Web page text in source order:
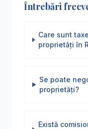
Întrebări
Care sunt
proprietăți în
Se poate
proprietăți?
Există